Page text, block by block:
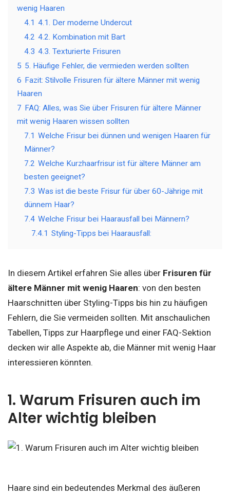
wenig Haaren
4.1 4.1. Der moderne Undercut
4.2 4.2. Kombination mit Bart
4.3 4.3. Texturierte Frisuren
5 5. Häufige Fehler, die vermieden werden sollten
6 Fazit: Stilvolle Frisuren für ältere Männer mit wenig
Haaren
7 FAQ: Alles, was Sie über Frisuren für ältere Männer
mit wenig Haaren wissen sollten
7.1 Welche Frisur bei dünnen und wenigen Haaren für
Männer?
7.2 Welche Kurzhaarfrisur ist für ältere Männer am
besten geeignet?
7.3 Was ist die beste Frisur für über 60-Jährige mit
dünnem Haar?
7.4 Welche Frisur bei Haarausfall bei Männern?
7.4.1 Styling-Tipps bei Haarausfall:
In diesem Artikel erfahren Sie alles über Frisuren für
ältere Männer mit wenig Haaren: von den besten
Haarschnitten über Styling-Tipps bis hin zu häufigen
Fehlern, die Sie vermeiden sollten. Mit anschaulichen
Tabellen, Tipps zur Haarpflege und einer FAQ-Sektion
decken wir alle Aspekte ab, die Männer mit wenig Haar
interessieren könnten.
1. Warum Frisuren auch im
Alter wichtig bleiben
Haare sind ein bedeutendes Merkmal des äußeren